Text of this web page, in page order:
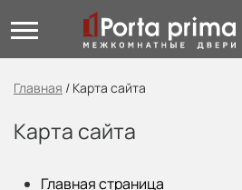
Главная / Карта сайта
Карта сайта
Главная страница